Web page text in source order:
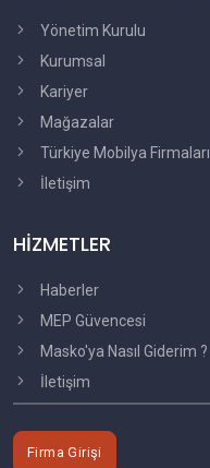
Yönetim Kurulu
Kurumsal
Kariyer
Mağazalar
Türkiye Mobilya Firmaları
İletişim
HİZMETLER
Haberler
MEP Güvencesi
Masko'ya Nasıl Giderim ?
İletişim
Firma Girişi